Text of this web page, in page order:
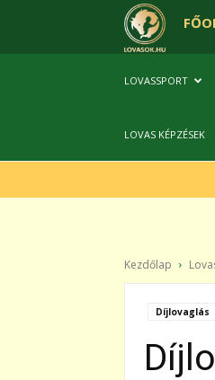
LOVASSPORT
LOVAS KÉPZÉSEK
Kezdőlap
Díjlovaglás